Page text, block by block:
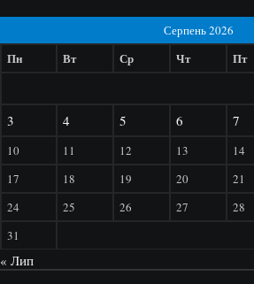
Серпень 2026
Пн Вт Ср Чт Пт
3
4 5 6 7
10 11 12 13 14
17
18 19 20 21
24
25 26 27 28
31
« Лип